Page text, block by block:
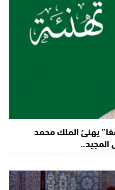
يهنئ الملك محمد